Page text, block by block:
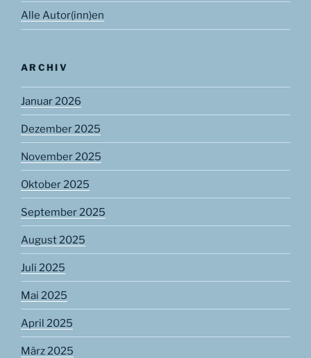
Alle Autor(inn)en
ARCHIV
Januar 2026
Dezember 2025
November 2025
Oktober 2025
September 2025
August 2025
Juli 2025
Mai 2025
April 2025
März 2025